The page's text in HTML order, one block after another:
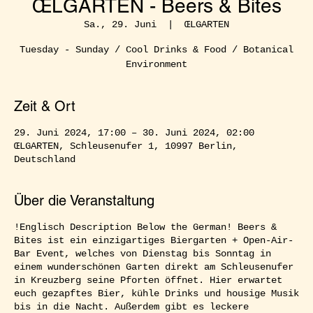
ŒLGARTEN - Beers & Bites
Sa., 29. Juni
  |
ŒLGARTEN
Tuesday - Sunday / Cool Drinks & Food / Botanical
Environment
Zeit & Ort
29. Juni 2024, 17:00 – 30. Juni 2024, 02:00
ŒLGARTEN, Schleusenufer 1, 10997 Berlin,
Deutschland
Über die Veranstaltung
!Englisch Description Below the German! Beers &
Bites ist ein einzigartiges Biergarten + Open-Air-
Bar Event, welches von Dienstag bis Sonntag in
einem wunderschönen Garten direkt am Schleusenufer
in Kreuzberg seine Pforten öffnet. Hier erwartet
euch gezapftes Bier, kühle Drinks und housige Musik
bis in die Nacht. Außerdem gibt es leckere